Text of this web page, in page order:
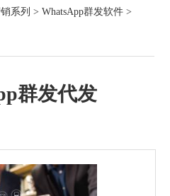
系列 >WhatsApp群发软件 >
群发代发